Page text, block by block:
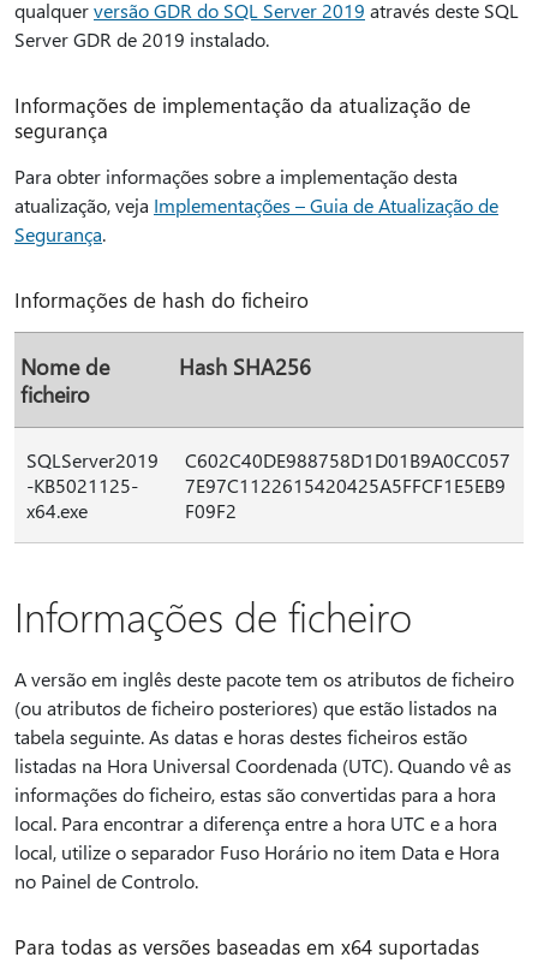
qualquerversão GDR do SQL Server 2019 através deste SQL
Server GDR de 2019 instalado.
Informações de implementação da atualização de
segurança
Para obter informações sobre a implementação desta
atualização, veja Implementações – Guia de Atualização de
Segurança.
Informações de hash do ficheiro
Nome de
ficheiro
Hash SHA256
SQLServer2019
-KB5021125-
x64.exe
C602C40DE988758D1D01B9A0CC057
7E97C1122615420425A5FFCF1E5EB9
F09F2
Informações de ficheiro
A versão em inglês deste pacote tem os atributos de ficheiro
(ou atributos de ficheiro posteriores) que estão listados na
tabela seguinte. As datas e horas destes ficheiros estão
listadas na Hora Universal Coordenada (UTC). Quando vê as
informações do ficheiro, estas são convertidas para a hora
local. Para encontrar a diferença entre a hora UTC e a hora
local, utilize o separador Fuso Horário no item Data e Hora
no Painel de Controlo.
Para todas as versões baseadas em x64 suportadas